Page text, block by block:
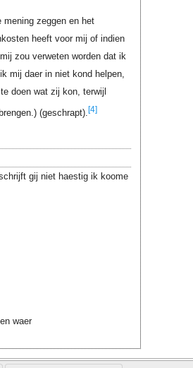
mening zeggen en het
heeft voor mij of indien
zou verweten worden dat ik
mij daer in niet kond helpen,
doen wat zij kon, terwijl
(geschrapt).[4]
gij niet haestig ik koome
waer